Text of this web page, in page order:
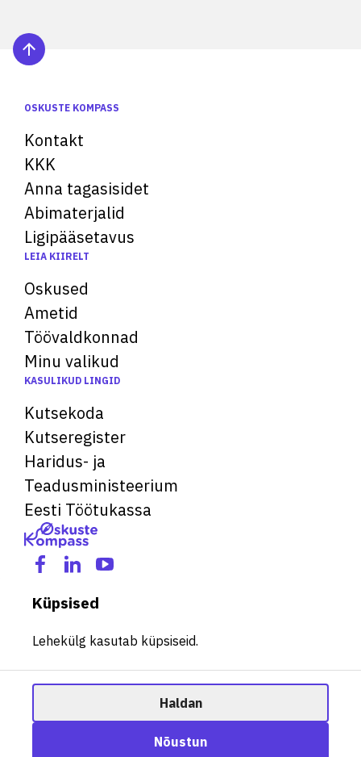
Ametisoovitaja
OSKUSTE KOMPASS
Kontakt
KKK
Anna tagasisidet
Abimaterjalid
Ligipääsetavus
LEIA KIIRELT
Oskused
Ametid
Töövaldkonnad
Minu valikud
KASULIKUD LINGID
Kutsekoda
Kutseregister
Haridus- ja
Teadusministeerium
Eesti Töötukassa
Küpsised
Lehekülg kasutab küpsiseid.
Haldan
Nõustun